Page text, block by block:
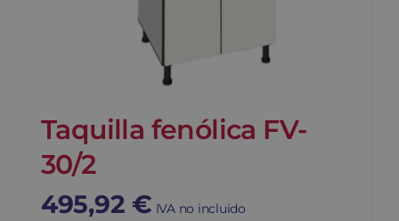
Taquilla fenólica FV-
30/2
495,92 € IVA no incluido